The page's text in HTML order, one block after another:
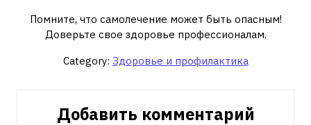
Помните, что самолечение может быть опасным!
Доверьте свое здоровье профессионалам.
Category: Здоровье и профилактика
Добавить комментарий